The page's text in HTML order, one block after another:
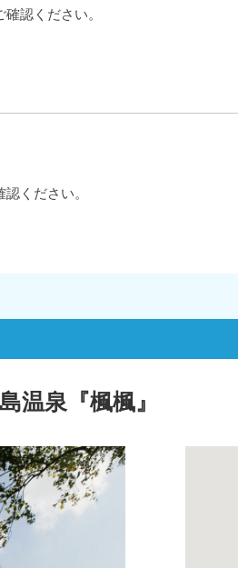
認ください。
ください。
泉『楓楓』